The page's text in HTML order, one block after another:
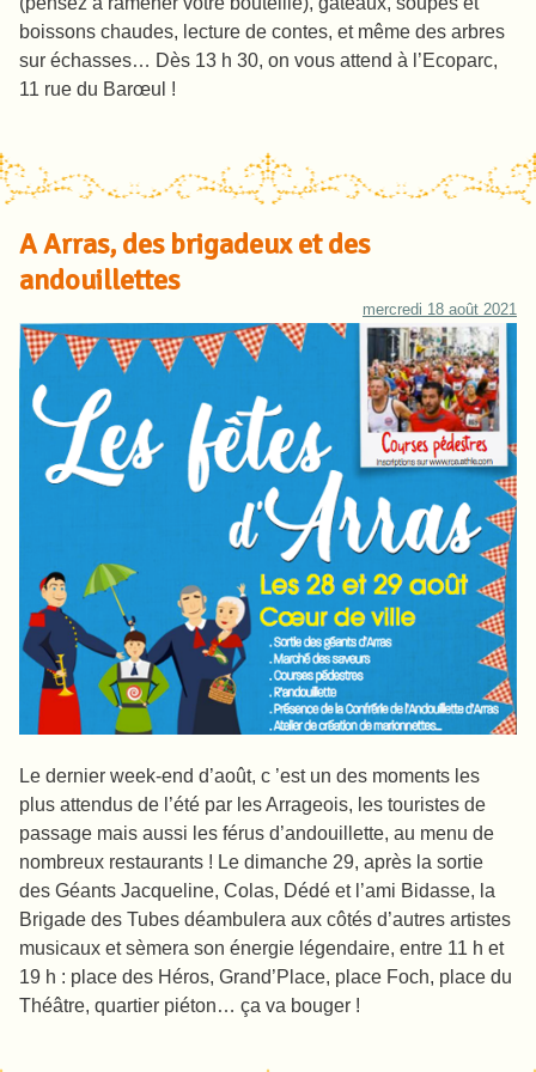
boissons chaudes, lecture de contes, et même des arbres
sur échasses… Dès 13 h 30, on vous attend à l’Ecoparc,
11 rue du Barœul !
A Arras, des brigadeux et des
andouillettes
mercredi 18 août 2021
Le dernier week-end d’août, c ’est un des moments les
plus attendus de l’été par les Arrageois, les touristes de
passage mais aussi les férus d’andouillette, au menu de
nombreux restaurants ! Le dimanche 29, après la sortie
des Géants Jacqueline, Colas, Dédé et l’ami Bidasse, la
Brigade des Tubes déambulera aux côtés d’autres artistes
musicaux et sèmera son énergie légendaire, entre 11 h et
19 h : place des Héros, Grand’Place, place Foch, place du
Théâtre, quartier piéton… ça va bouger !